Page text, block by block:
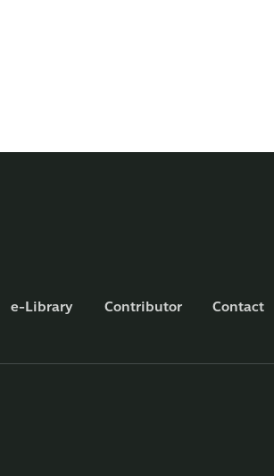
e-Library Contributor Contact